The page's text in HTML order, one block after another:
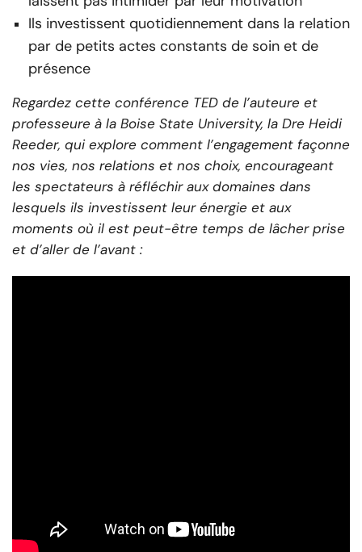
Ils investissent quotidiennement dans la relation
par de petits actes constants de soin et de
présence
Regardez cette conférence TED de l’auteure et
professeure à la Boise State University, la Dre Heidi
Reeder, qui explore comment l’engagement façonne
nos vies, nos relations et nos choix, encourageant
les spectateurs à réfléchir aux domaines dans
lesquels ils investissent leur énergie et aux
moments où il est peut-être temps de lâcher prise
et d’aller de l’avant :